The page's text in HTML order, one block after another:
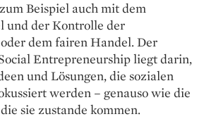
Beispiel auch mit dem
und der Kontrolle der
dem fairen Handel. Der
Entrepreneurship liegt darin,
und Lösungen, die sozialen
werden – genauso wie die
sie zustande kommen.